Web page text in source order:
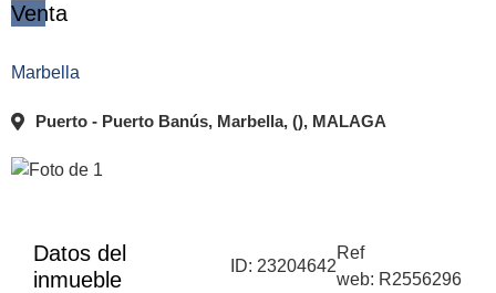
Venta
Marbella
Puerto - Puerto Banús, Marbella, (), MALAGA
Datos del
inmueble
ID: 23204642
Ref
web: R2556296